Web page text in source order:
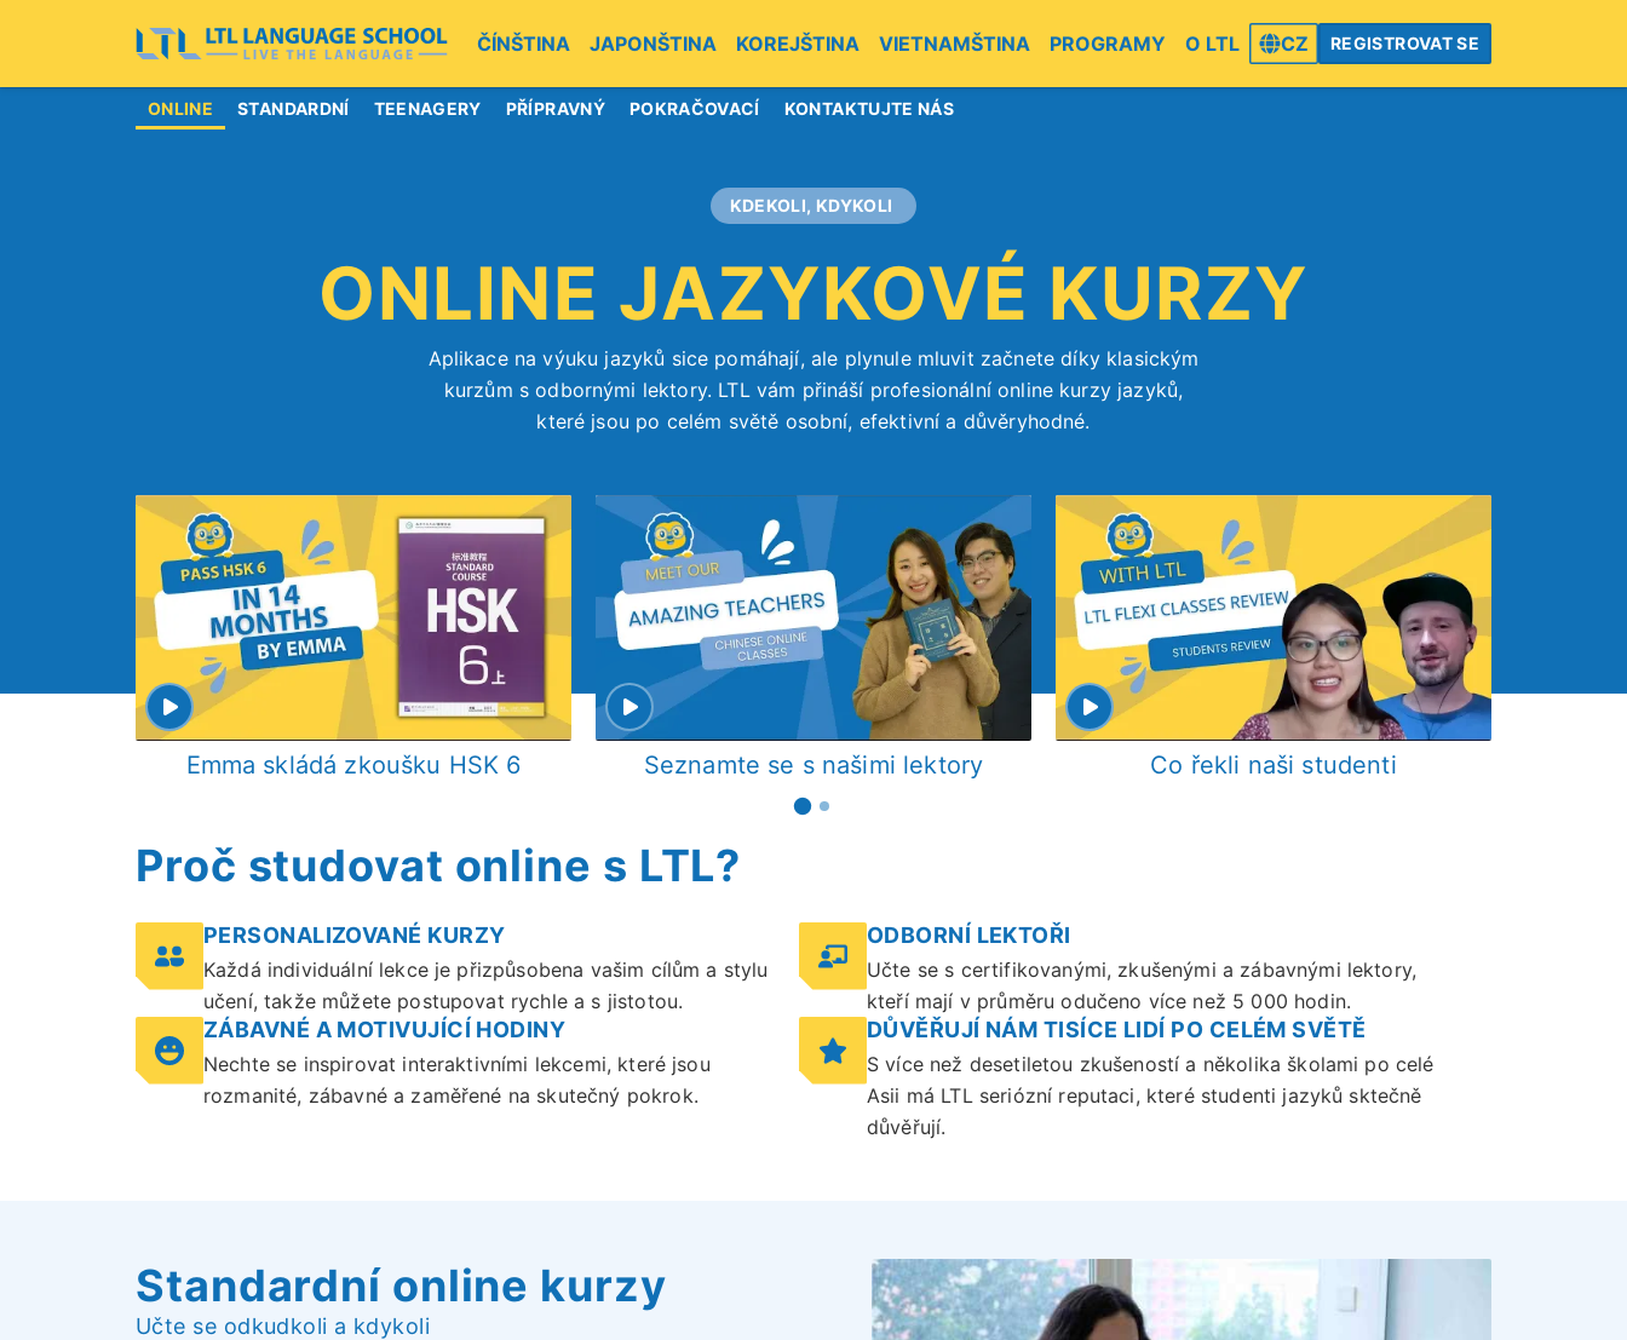
ČÍNŠTINA JAPONŠTINA KOREJŠTINA VIETNAMŠTINA PROGRAMY O LTL CZ REGISTROVAT SE
ONLINE STANDARDNÍ TEENAGERY PŘÍPRAVNÝ POKRAČOVACÍ KONTAKTUJTE NÁS
KDEKOLI, KDYKOLI
ONLINE JAZYKOVÉ KURZY
Aplikace na výuku jazyků sice pomáhají, ale plynule mluvit začnete díky klasickým
kurzům s odbornými lektory. LTL vám přináší profesionální online kurzy jazyků,
které jsou po celém světě osobní, efektivní a důvěryhodné.
Emma skládá zkoušku HSK 6 Seznamte se s našimi lektory Co řekli naši studenti
Proč studovat online s LTL?
PERSONALIZOVANÉ KURZY
Každá individuální lekce je přizpůsobena vašim cílům a stylu
učení, takže můžete postupovat rychle a s jistotou.
ODBORNÍ LEKTOŘI
Učte se s certifikovanými, zkušenými a zábavnými lektory,
kteří mají v průměru odučeno více než 5 000 hodin.
ZÁBAVNÉ A MOTIVUJÍCÍ HODINY
Nechte se inspirovat interaktivními lekcemi, které jsou
rozmanité, zábavné a zaměřené na skutečný pokrok.
DŮVĚŘUJÍ NÁM TISÍCE LIDÍ PO CELÉM SVĚTĚ
S více než desetiletou zkušeností a několika školami po celé
Asii má LTL seriózní reputaci, které studenti jazyků sktečně
důvěřují.
Standardní online kurzy
Učte se odkudkoli a kdykoli